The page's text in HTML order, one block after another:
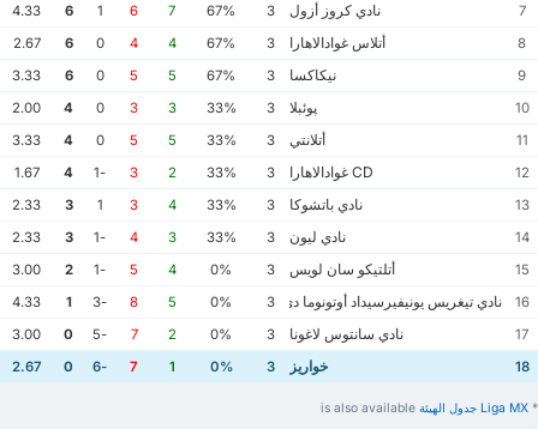
7
نادي كروز أزول 3
67%
7
6
1
6
4.33
8
أتلاس غوادالاهارا 3
67%
4
4
0
6
2.67
9
نيكاكسا 3
67%
5
5
0
6
3.33
10
پوئبلا 3
33%
3
3
0
4
2.00
11
أتلانتي 3
33%
5
5
0
4
3.33
12
3
33%
2
3
-1
4
1.67
13
نادي باتشوكا 3
33%
4
3
1
3
2.33
14
نادي ليون 3
33%
3
4
-1
3
2.33
15
أتلتيكو سان لويس 3
0%
4
5
-1
2
3.00
16
نادي تيغريس يونيفيرسيداد أوتونوما دي نويفو ليون
3
0%
5
8
-3
1
4.33
17
نادي سانتوس لاغونا 3
0%
2
7
-5
0
3.00
18
خواريز 3
0%
1
7
-6
0
2.67
* Liga MX ‏جدول الهيئة